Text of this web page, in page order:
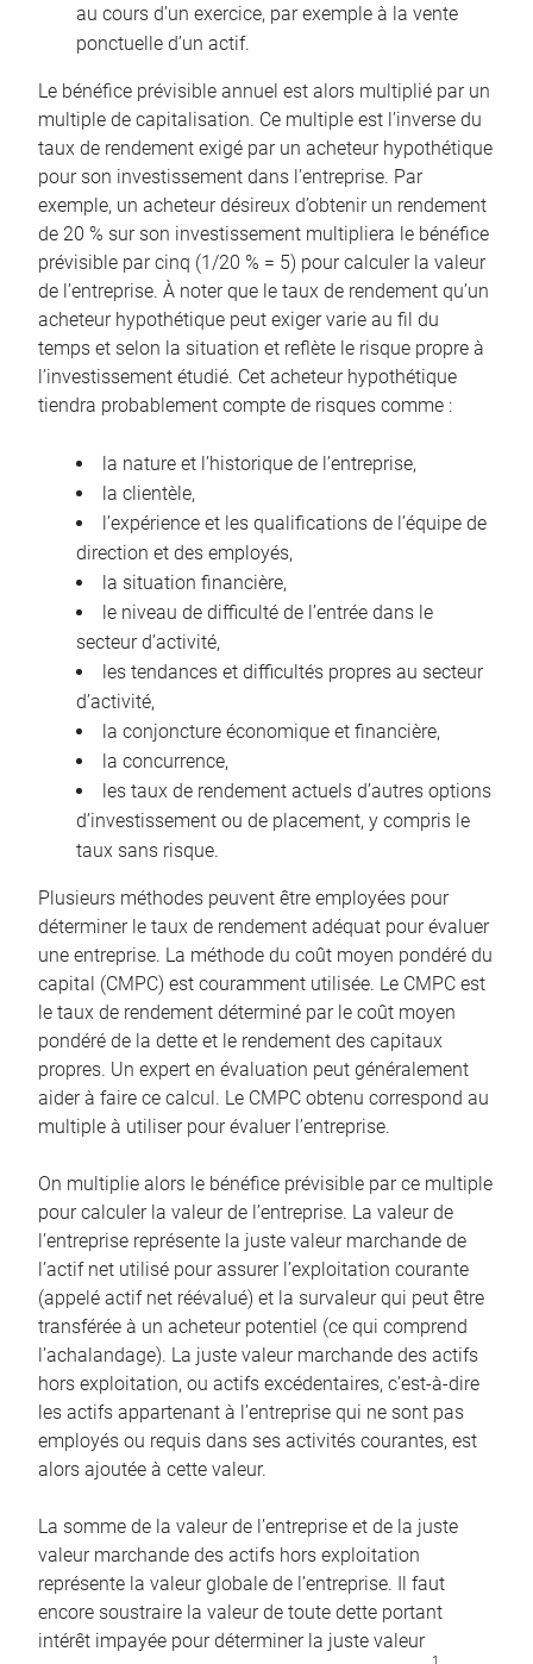
au cours d’un exercice, par exemple à la vente
ponctuelle d’un actif.
Le bénéfice prévisible annuel est alors multiplié par un
multiple de capitalisation. Ce multiple est l’inverse du
taux de rendement exigé par un acheteur hypothétique
pour son investissement dans l’entreprise. Par
exemple, un acheteur désireux d’obtenir un rendement
de 20 % sur son investissement multipliera le bénéfice
prévisible par cinq (1/20 % = 5) pour calculer la valeur
de l’entreprise. À noter que le taux de rendement qu’un
acheteur hypothétique peut exiger varie au fil du
temps et selon la situation et reflète le risque propre à
l’investissement étudié. Cet acheteur hypothétique
tiendra probablement compte de risques comme :
la nature et l’historique de l’entreprise,
la clientèle,
l’expérience et les qualifications de l’équipe de
direction et des employés,
la situation financière,
le niveau de difficulté de l’entrée dans le
secteur d’activité,
les tendances et difficultés propres au secteur
d’activité,
la conjoncture économique et financière,
la concurrence,
les taux de rendement actuels d’autres options
d’investissement ou de placement, y compris le
taux sans risque.
Plusieurs méthodes peuvent être employées pour
déterminer le taux de rendement adéquat pour évaluer
une entreprise. La méthode du coût moyen pondéré du
capital (CMPC) est couramment utilisée. Le CMPC est
le taux de rendement déterminé par le coût moyen
pondéré de la dette et le rendement des capitaux
propres. Un expert en évaluation peut généralement
aider à faire ce calcul. Le CMPC obtenu correspond au
multiple à utiliser pour évaluer l’entreprise.
On multiplie alors le bénéfice prévisible par ce multiple
pour calculer la valeur de l’entreprise. La valeur de
l’entreprise représente la juste valeur marchande de
l’actif net utilisé pour assurer l’exploitation courante
(appelé actif net réévalué) et la survaleur qui peut être
transférée à un acheteur potentiel (ce qui comprend
l’achalandage). La juste valeur marchande des actifs
hors exploitation, ou actifs excédentaires, c’est-à-dire
les actifs appartenant à l’entreprise qui ne sont pas
employés ou requis dans ses activités courantes, est
alors ajoutée à cette valeur.
La somme de la valeur de l’entreprise et de la juste
valeur marchande des actifs hors exploitation
représente la valeur globale de l’entreprise. Il faut
encore soustraire la valeur de toute dette portant
intérêt impayée pour déterminer la juste valeur